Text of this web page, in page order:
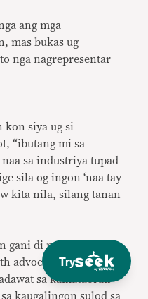
Try
ang mga
mas bukas ug
nga nagrepresentar
kon siya ug si
“ibutang mi sa
sa industriya tupad
sila og ingon ‘naa tay
kita nila, silang tanan
gani di mahigalaon
advocates sa House,
sa kamatuoran
kaugalingon sulod sa